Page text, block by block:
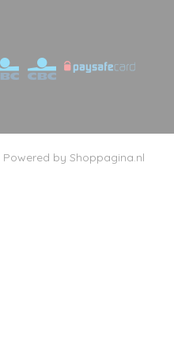
by Shoppagina.nl